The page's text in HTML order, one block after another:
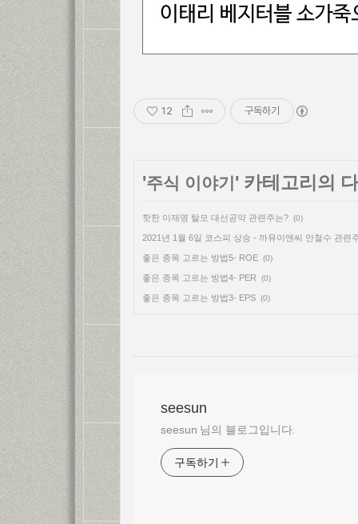
12 구독하기
'주식 이야기 ' 카테고리의
핫한 이재명 탈모 대선공약 관련주는? (0)
2021년 1월 6일 코스피 상승 - 까뮤이앤씨 안철수 관련
좋은 종목 고르는 방법5- ROE (0)
좋은 종목 고르는 방법4- PER (0)
좋은 종목 고르는 방법3- EPS (0)
seesun
seesun 님의 블로그입니다.
구독하기